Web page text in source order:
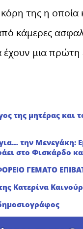
της η οποία
κάμερες
μια πρώτη
της μητέρας
την Μενεγάκη:
στο Φισκάρδο
ΓΕΜΑΤΟ
Κατερίνα